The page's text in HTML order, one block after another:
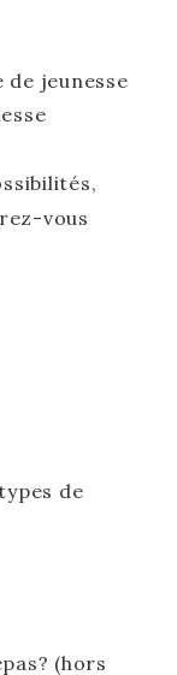
de jeunesse
vous
de
(hors